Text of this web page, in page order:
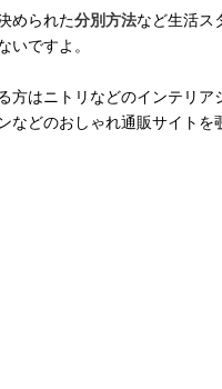
められた分別方法など生活ス
いですよ。
方はニトリなどのインテリア
などのおしゃれ通販サイトを